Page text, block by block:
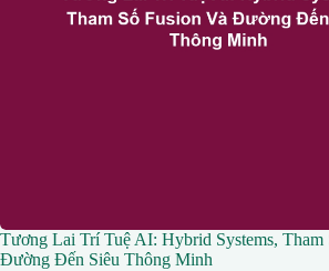
Tương Lai Trí Tuệ AI: Hybrid Systems, Tham
Đường Đến Siêu Thông Minh